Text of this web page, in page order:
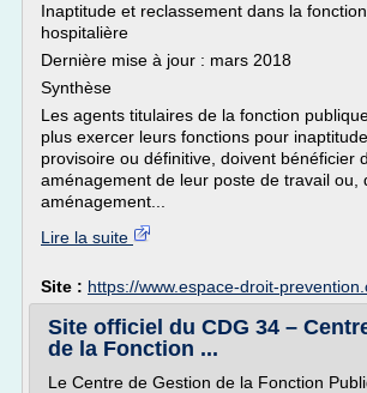
Inaptitude et reclassement dans la
hospitalière
Dernière mise à jour : mars 2018
Synthèse
Les agents titulaires de la fonction
plus exercer leurs fonctions pour
provisoire ou définitive, doivent bénéficier
aménagement de leur poste de travail ou,
aménagement...
Lire la suite
Site : https://www.espace-droit-
Site officiel du CDG 34 –
de la Fonction ...
Le Centre de Gestion de la Fonction